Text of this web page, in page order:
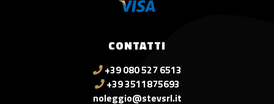
CONTATTI
+39 080 527 6513
+39 3511875693
noleggio@stevsrl.it